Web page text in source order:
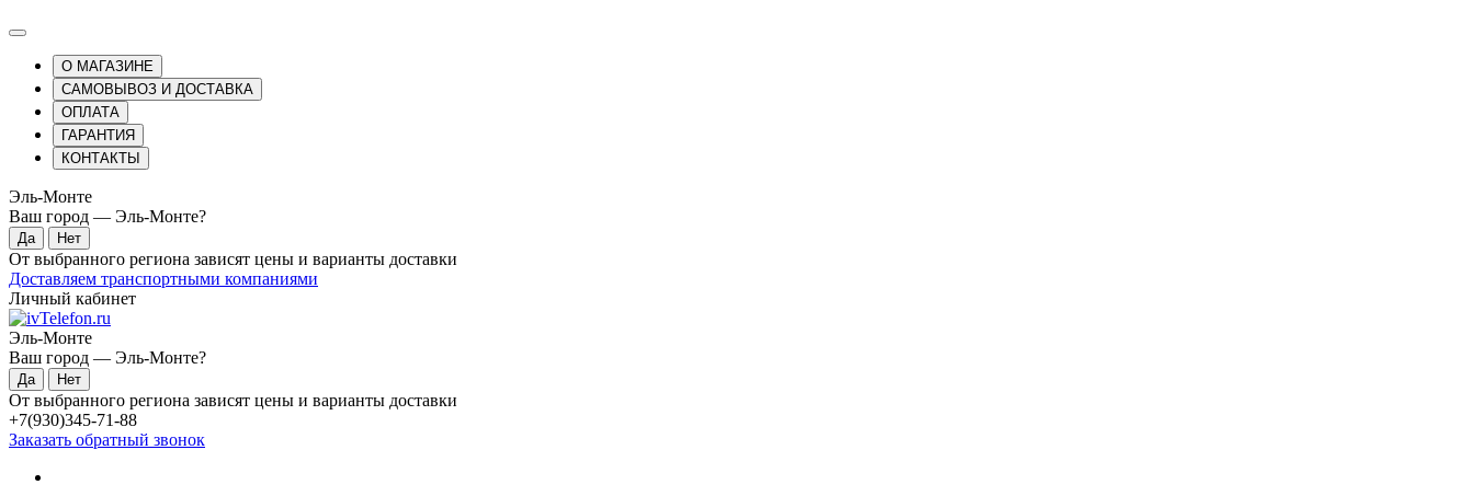
О МАГАЗИНЕ
САМОВЫВОЗ И ДОСТАВКА
ОПЛАТА
ГАРАНТИЯ
КОНТАКТЫ
Эль-Монте
Ваш город — Эль-Монте?
От выбранного региона зависят цены и варианты доставки
Доставляем транспортными компаниями
Личный кабинет
Эль-Монте
Ваш город — Эль-Монте?
От выбранного региона зависят цены и варианты доставки
+7(930)345-71-88
Заказать обратный звонок